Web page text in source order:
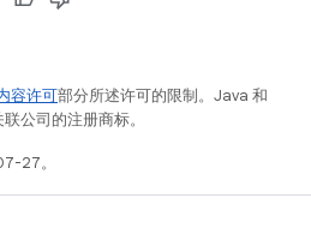
容许可部分所述许可的限制。Java 和
公司的注册商标。
27。